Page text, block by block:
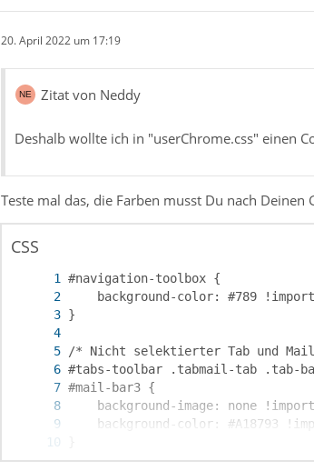
20. April 2022 um 17:19
Zitat von Neddy
Deshalb wollte ich in "userChrome.css" einen
Teste mal das, die Farben musst Du nach Deinen
CSS
/* Selektierter Tab */